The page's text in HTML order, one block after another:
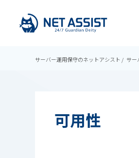
サーバー運用保守のネットアシスト サー
可用性